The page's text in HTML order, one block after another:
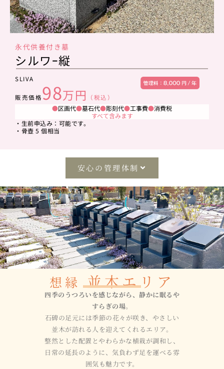
永代供養付き墓
シルワｰ縦
SLIVA
販売価格98万円 （税込）
●区画代●墓石代●彫刻代●工事費●消費税
すべて含みます
・生前申込み：可能です。
・骨壺 5 個相当
安心の管理体制
想縁 並木エリア
四季のうつろいを感じながら、静かに眠るや
すらぎの場。
石碑の足元には季節の花々が咲き、やさしい
並木が訪れる人を迎えてくれるエリア。
整然とした配置とやわらかな植栽が調和し、
日常の延長のように、気負わず足を運べる雰
囲気も魅力です。